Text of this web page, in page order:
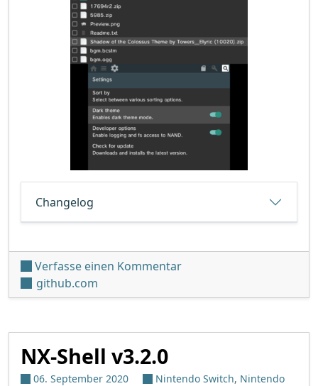
Changelog
Verfasse einen Kommentarunter '3DShell v5.0.0
github.com
NX-Shell v3.2.0
06. September 2020 Nintendo Switch, Nintendo